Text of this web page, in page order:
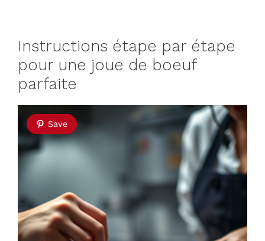
Instructions étape par étape
pour une joue de boeuf
parfaite
Save